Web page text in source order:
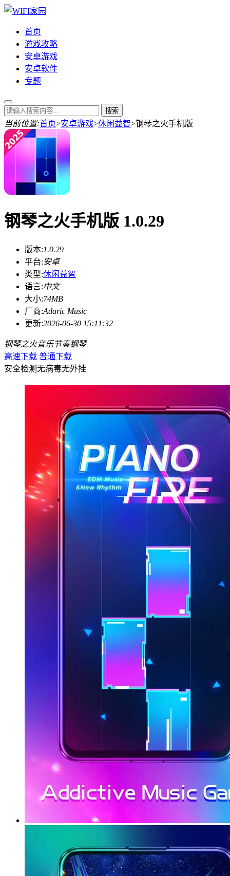
首页
游戏攻略
安卓游戏
安卓软件
专题
当前位置:首页>安卓游戏>休闲益智>钢琴之火手机版
钢琴之火手机版 1.0.29
版本:1.0.29
平台:安卓
类型:休闲益智
语言:中文
大小:74MB
厂商:Adaric Music
更新:2026-06-30 15:11:32
钢琴之火音乐节奏钢琴
高速下载 普通下载
安全检测无病毒无外挂